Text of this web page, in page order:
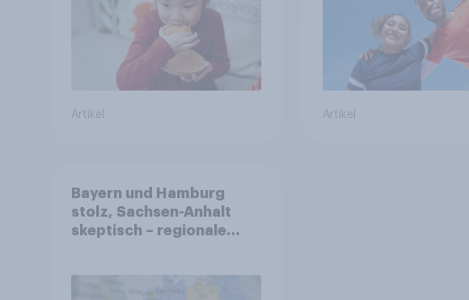
Artikel Artikel
Bayern und Hamburg
stolz, Sachsen-Anhalt
skeptisch – regionale
Europa im Osten am